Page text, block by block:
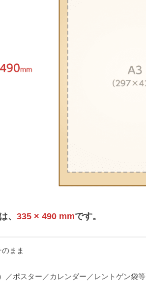
、 335 × 490 mmです。
まま
／ポスター／カレンダー／レントゲン袋等